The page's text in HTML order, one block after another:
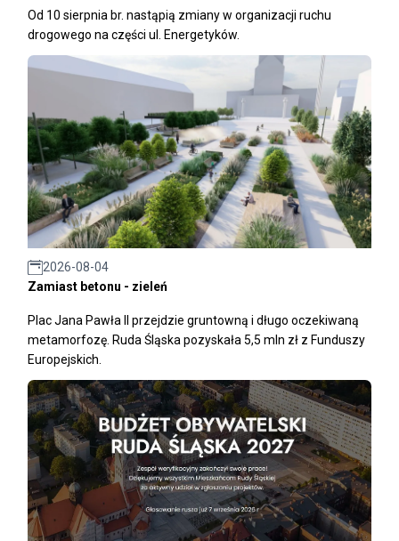
Od 10 sierpnia br. nastąpią zmiany w organizacji ruchu
drogowego na części ul. Energetyków.
2026-08-04
Zamiast betonu - zieleń
Plac Jana Pawła II przejdzie gruntowną i długo oczekiwaną
metamorfozę. Ruda Śląska pozyskała 5,5 mln zł z Funduszy
Europejskich.